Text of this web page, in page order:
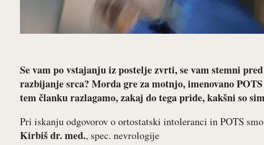
Se vam po vstajanju iz postelje zvrti, se vam stemni
razbijanje srca? Morda gre za motnjo, imenovano
tem članku razlagamo, zakaj do tega pride, kakšni so
Pri iskanju odgovorov o ortostatski intoleranci in POTS
Kirbiš dr. med., spec. nevrologije